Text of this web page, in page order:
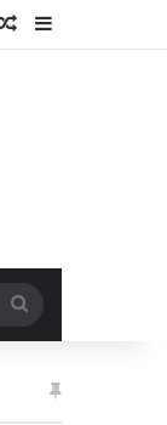
In
Random Article
Sidebar
for